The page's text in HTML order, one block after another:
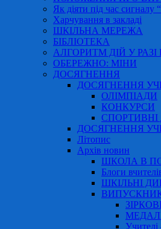
Як діяти під час сигналу
Харчування в закладі
ШКІЛЬНА МЕРЕЖА
БІБЛІОТЕКА
АЛГОРИТМ ДІЙ У РАЗІ
ОБЕРЕЖНО: МІНИ
ДОСЯГНЕННЯ
ДОСЯГНЕННЯ
ОЛІМПІАДИ
КОНКУРСИ
ДОСЯГНЕННЯ
Літопис
Архів новин
ШКОЛА В
Блоги
ШКІЛЬНІ